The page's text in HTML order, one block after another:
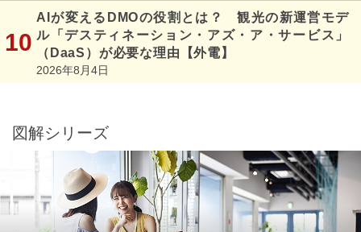
AIが変えるDMOの役割とは？ 観光の新運営モデ
ル「デスティネーション・アズ・ア・サービス」
（DaaS）が必要な理由【外電】
2026年8月4日
図解シリーズ